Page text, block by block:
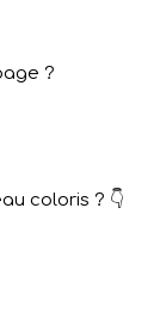
?
coloris ? 👇